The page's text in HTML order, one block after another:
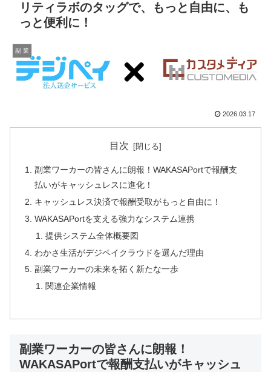
リティラボのタッグで、もっと自由に、も
っと便利に！
副 業
2026.03.17
目次
副業ワーカーの皆さんに朗報！WAKASAPortで報酬支
払いがキャッシュレスに進化！
キャッシュレス決済で報酬受取がもっと自由に！
WAKASAPortを支える強力なシステム連携
提供システム全体概要図
わかさ生活がデジペイクラウドを選んだ理由
副業ワーカーの未来を拓く新たな一歩
関連企業情報
副業ワーカーの皆さんに朗報！
WAKASAPortで報酬支払いがキャッシュ